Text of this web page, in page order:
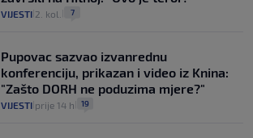
VIJESTI 2. kol. 7
Pupovac sazvao izvanrednu
konferenciju, prikazan i video iz Knina:
"Zašto DORH ne poduzima mjere?"
VIJESTI prije 14 h 19